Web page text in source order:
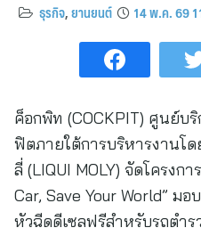
ธุรกิจ,ยานยนต์ 14 พ.ค. 69
ค็อกพิท (COCKPIT) ศูนย์บ
ฟิตภายใต้การบริหารงานโ
ลี่ (LIQUI MOLY) จัดโครงก
Car, Save Your World” ม
หัวฉีดดีเซลฟรีสำหรับรถตำ